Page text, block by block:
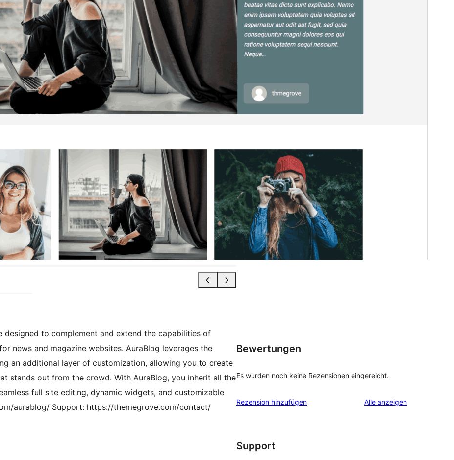
Theme-Homepage
designed to complement and extend the capabilities of
news and magazine websites. AuraBlog leverages the
an additional layer of customization, allowing you to create
stands out from the crowd. With AuraBlog, you inherit all the
full site editing, dynamic widgets, and customizable
aurablog/ Support: https://themegrove.com/contact/
Bewertungen
Es wurden noch keine Rezensionen eingereicht.
Rezension hinzufügen Alle Rezensionen
anzeigen
Support